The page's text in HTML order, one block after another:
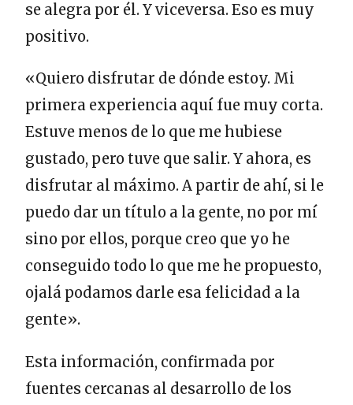
se alegra por él. Y viceversa. Eso es muy
positivo.
«Quiero disfrutar de dónde estoy. Mi
primera experiencia aquí fue muy corta.
Estuve menos de lo que me hubiese
gustado, pero tuve que salir. Y ahora, es
disfrutar al máximo. A partir de ahí, si le
puedo dar un título a la gente, no por mí
sino por ellos, porque creo que yo he
conseguido todo lo que me he propuesto,
ojalá podamos darle esa felicidad a la
gente».
Esta información, confirmada por
fuentes cercanas al desarrollo de los